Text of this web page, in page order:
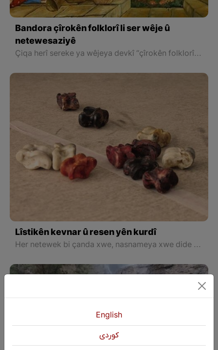
Bandora çîrokên folklorî li ser wêje û
netewesaziyê
Çiqa herî sereke ya wêjeya devkî “çîrokên folklorî” ye. Bi behskirin û vegotina bûyerekê bi awayê devkî jê re çîrok tê gotin. Di nav çîrokan de bûyerên rast, xeyal, şer û pevçûn, evîndarî û ustûreyî tê baskirin û ev bi awayek kelecanî têne vegotin.
Lîstikên kevnar û resen yên kurdî
Her netewek bi çanda xwe, nasnameya xwe dide jiyan kirin, çand ji gelek hêlan xwe rêk dixe û dibe nasnavê gel, lîstik beşekî girîng a çandê ye ku dewlemendîyeke taybet diafirîne. Gelê kurd jî xwedan lîstikên pir giranbiha bûye ku dirêjahîya dîrokê dest bi dest bûne.
English
كوردی